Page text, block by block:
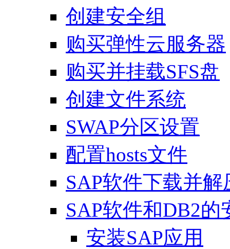
创建安全组
购买弹性云服务器
购买并挂载SFS盘
创建文件系统
SWAP分区设置
配置hosts文件
SAP软件下载并解
SAP软件和DB2的
安装SAP应用